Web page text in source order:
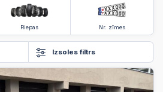
Riepas Nr. zīmes
Izsoles filtrs